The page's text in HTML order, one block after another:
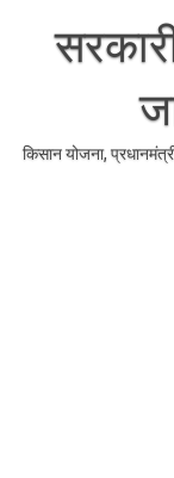
content
किसान योजना,